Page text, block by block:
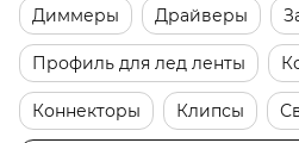
Диммеры Драйверы
Профиль для лед ленты
Коннекторы Клипсы